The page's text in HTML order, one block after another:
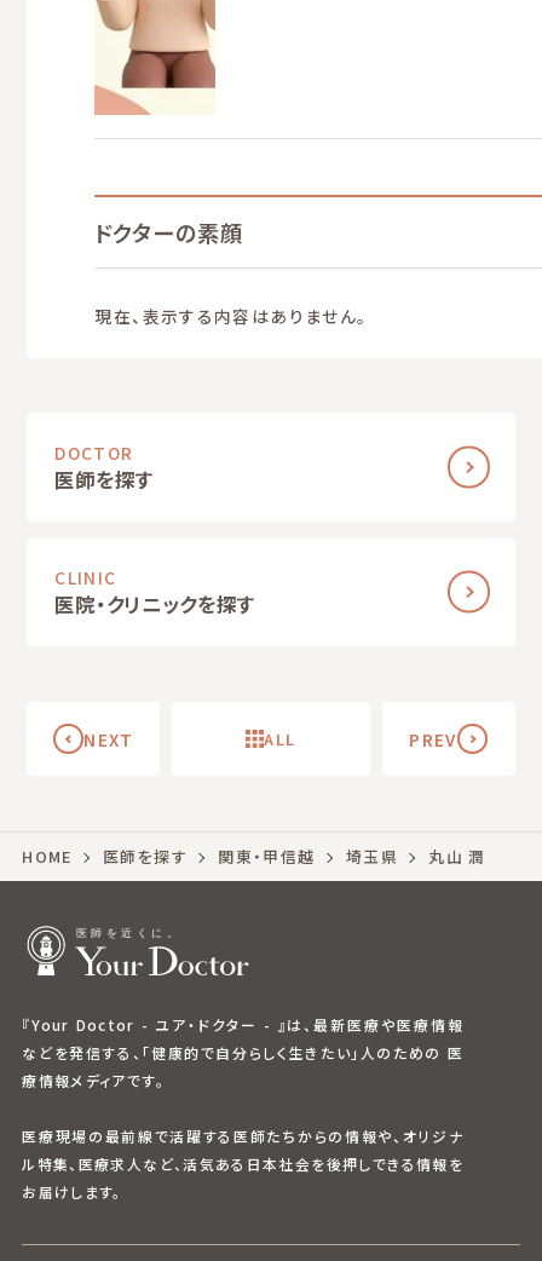
ドクターの素顔
現在、表示する内容はありません。
DOCTOR
医師を探す
CLINIC
医院・クリニックを探す
NEXT ALL PREV
HOME 医師を探す 関東・甲信越 埼玉県 丸山 潤
『Your Doctor - ユア・ドクター - 』は、最新医療や医療情報
などを発信する、「健康的で自分らしく生きたい」人のための 医
療情報メディアです。
医療現場の最前線で活躍する医師たちからの情報や、オリジナ
ル特集、医療求人など、活気ある日本社会を後押しできる情報を
お届けします。